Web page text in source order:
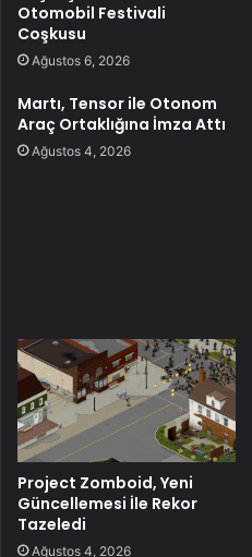
Otomobil Festivali
Coşkusu
Ağustos 6, 2026
Martı, Tensor ile Otonom
Araç Ortaklığına İmza Attı
Ağustos 4, 2026
Project Zomboid, Yeni
Güncellemesi İle Rekor
Tazeledi
Ağustos 4, 2026